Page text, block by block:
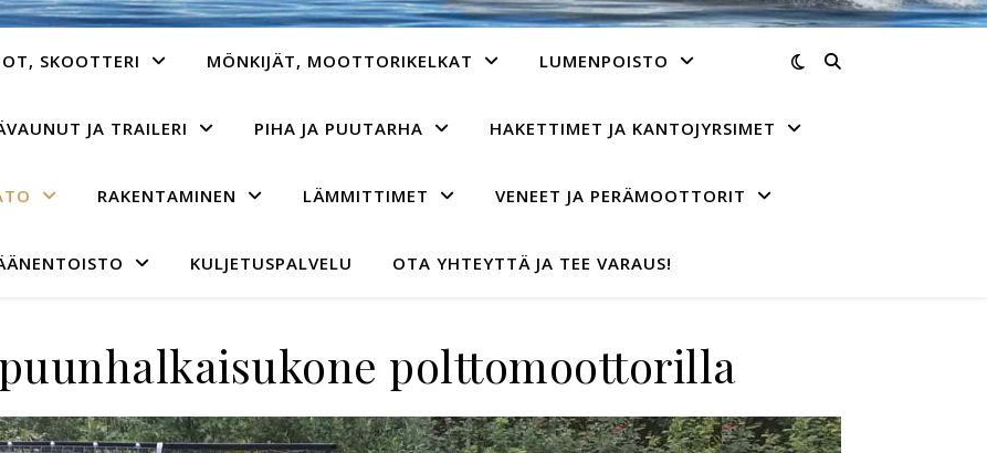
SKOOTTERI MÖNKIJÄT, MOOTTORIKELKAT LUMENPOISTO
JA TRAILERI PIHA JA PUUTARHA HAKETTIMET JA KANTOJYRSIMET
RAKENTAMINEN LÄMMITTIMET VENEET JA PERÄMOOTTORIT
KULJETUSPALVELU OTA YHTEYTTÄ JA TEE VARAUS!
polttomoottorilla